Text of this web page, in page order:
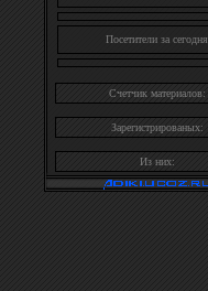
Посетители за сегодня
Счетчик материалов:
Зарегистрированых:
Из них: